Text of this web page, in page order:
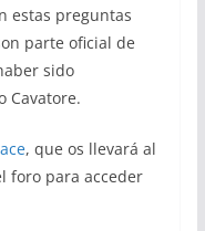
estas preguntas
parte oficial de
sido
Cavatore.
, que os llevará al
foro para acceder